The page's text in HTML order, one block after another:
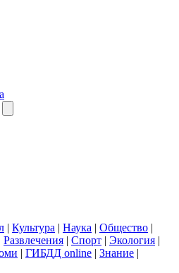
| Культура | Наука | Общество |
Развлечения | Спорт | Экология |
| ГИБДД online | Знание |